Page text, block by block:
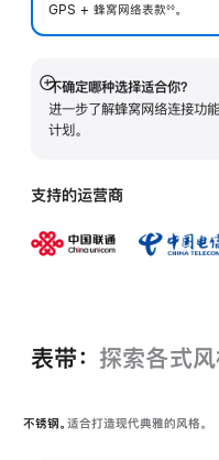
GPS + 蜂窝网络表款◊◊。
不确定哪种选择适合你？
进一步了解蜂窝网络连接功
计划。
展
开
支持的运营商
表带： 探索各式风
不锈钢。 适合打造现代典雅的风格。